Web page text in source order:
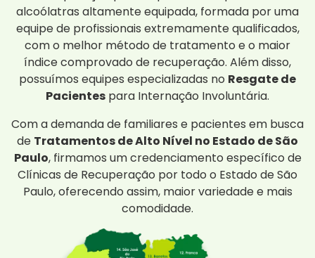
alcoólatras altamente equipada, formada por uma
equipe de profissionais extremamente qualificados,
com o melhor método de tratamento e o maior
índice comprovado de recuperação. Além disso,
possuímos equipes especializadas no Resgate de
Pacientes para Internação Involuntária.
Com a demanda de familiares e pacientes em busca
de Tratamentos de Alto Nível no Estado de São
Paulo, firmamos um credenciamento específico de
Clínicas de Recuperação por todo o Estado de São
Paulo, oferecendo assim, maior variedade e mais
comodidade.